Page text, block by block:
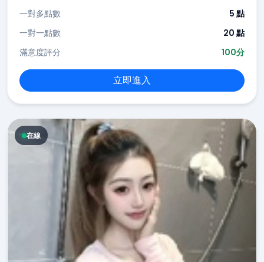
一對多點數
5 點
一對一點數
20 點
滿意度評分
100分
立即進入
在線